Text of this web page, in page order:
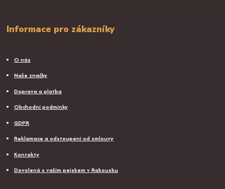
Informace pro zákazníky
O nás
Naše značky
Doprava a platba
Obchodní podmínky
GDPR
Reklamace a odstoupení od smlouvy
Kontakty
Dovolená s vaším pejskem v Rakousku